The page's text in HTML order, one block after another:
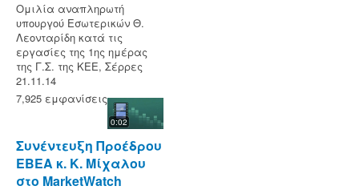
Ομιλία αναπληρωτή
υπουργού Εσωτερικών Θ.
Λεονταρίδη κατά τις
εργασίες της 1ης ημέρας
της Γ.Σ. της ΚΕΕ, Σέρρες
21.11.14
7,925 εμφανίσεις
0:02
Συνέντευξη Προέδρου
ΕΒΕΑ κ. Κ. Μίχαλου
στο MarketWatch